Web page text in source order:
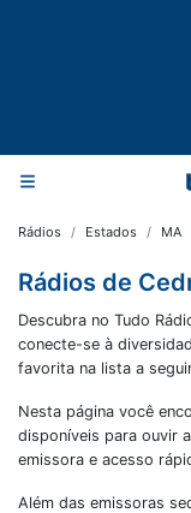
Rádios Estados MA
Rádios de
Descubra no Tudo
conecte-se à
favorita na lista a
Nesta página você
disponíveis para ouvir
emissora e acesso
Além das emissoras